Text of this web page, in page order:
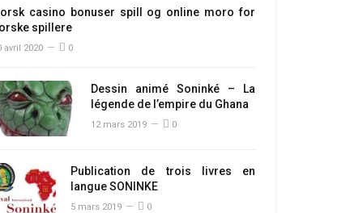
casino bonuser spill og online moro for
spillere
avril 2020 0
Dessin animé Soninké – La
légende de l’empire du Ghana
12 mars 2019 0
Publication de trois livres en
langue SONINKE
5 mars 2019 0